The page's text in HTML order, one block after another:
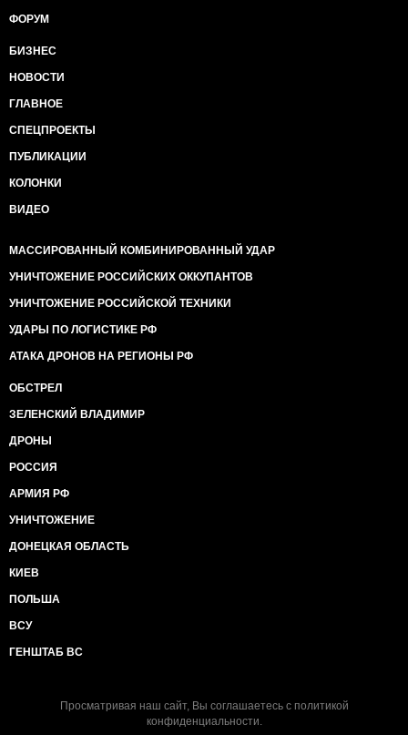
ФОРУМ
БИЗНЕС
НОВОСТИ
ГЛАВНОЕ
СПЕЦПРОЕКТЫ
ПУБЛИКАЦИИ
КОЛОНКИ
ВИДЕО
МАССИРОВАННЫЙ КОМБИНИРОВАННЫЙ УДАР
УНИЧТОЖЕНИЕ РОССИЙСКИХ ОККУПАНТОВ
УНИЧТОЖЕНИЕ РОССИЙСКОЙ ТЕХНИКИ
УДАРЫ ПО ЛОГИСТИКЕ РФ
АТАКА ДРОНОВ НА РЕГИОНЫ РФ
ОБСТРЕЛ
ЗЕЛЕНСКИЙ ВЛАДИМИР
ДРОНЫ
РОССИЯ
АРМИЯ РФ
УНИЧТОЖЕНИЕ
ДОНЕЦКАЯ ОБЛАСТЬ
КИЕВ
ПОЛЬША
ВСУ
ГЕНШТАБ ВС
Просматривая наш сайт, Вы соглашаетесь с политикой
конфиденциальности.